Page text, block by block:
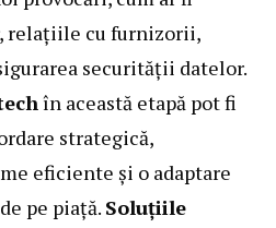
relațiile cu furnizorii,
securității datelor.
în această etapă pot fi
strategică,
eficiente și o adaptare
pe piață. Soluțiile